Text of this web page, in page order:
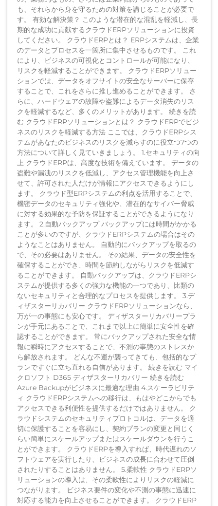
も、それらから身を守るための対策を講じることが必要で
す。 有効な解決策？ このような潜在的な混乱を軽減し、長
期的な成功に貢献するクラウドERPソリューションに投資
してください。 クラウドERPとは？ ERPシステムは、企業
のデータとプロセスを一箇所に集中させるものです。 これ
により、ビジネスの可視化とコントロールが可能になり、
リスクを軽減することができます。 クラウドERPソリュー
ションでは、データをオフサイトの安全なサーバーに保存
することで、これをさらに推し進めることができます。 さ
らに、ハードウェアの故障や盗難によるデータ消失のリス
クを軽減するなど、多くのメリットがあります。 続きを読
む クラウドERPソリューションとは？ クラウドERPでビジ
ネスのリスクを軽減する方法 ここでは、クラウドERPシス
テムがあなたのビジネスのリスクを減らすのに役立つ7つの
方法について詳しく見ていきましょう。 1.セキュリティの向
上 クラウドERPは、高度な技術を備えています。 データの
盗難や漏洩のリスクを低減し、アクセス管理機能を向上さ
せて、許可された人だけが情報にアクセスできるようにし
ます。 クラウド型ERPシステムの利点を活用することで、
機密データのセキュリティ強化や、潜在的なサイバー脅威
に対する効果的な予防を保証することができるようになり
ます。 2.自動バックアップ バックアップには時間がかかる
ことが多いのですが、クラウドERPシステムの場合はその
ようなことはありません。 自動的にバックアップを取るの
で、その必要はありません。 その結果、データの安全性を
確保することができ、時間を節約しながらリスクを低減す
ることができます。 自動バックアップは、クラウドERPシ
ステムが提供する多くの強力な機能の一つであり、比類の
ないセキュリティと合理的なプロセスを提供します。 3.デ
ィザスターリカバリー クラウドERPソリューションなら、
万が一の事態にも安心です。 ディザスターリカバリープラ
ンが手元にあることで、これまで以上に簡単に安全性を確
認することができます。 常にバックアップされた安全な情
報に瞬時にアクセスすることで、不測の事態のストレスか
ら解放されます。 どんな不運が襲ってきても、包括的なプ
ランですぐに立ち直れる自信があります。 続きを読む マイ
クロソフト D365 ディザスターリカバリー 続きを読む
Azure Backupがビジネスに最適な理由 4.スケーラビリテ
ィ クラウドERPシステムへの移行は、もはやどこからでも
アクセスできる利便性を提供するだけではありません。 ク
ラウドシステムのセキュリティプロトコルは、データを適
切に保護することを容易にし、契約プランの変更と同じく
らい簡単にスケールアップまたはスケールダウンを行うこ
とができます。 クラウドERPを導入すれば、時代遅れのソ
フトウェアを実行したり、ビジネスの成長に合わせて圧倒
されたりすることはありません。 5.柔軟性 クラウドERPソ
リューションの導入は、その柔軟性によりリスクの軽減に
つながります。 ビジネス要件の変化や不測の事態に迅速に
対応する能力を向上させることができます。 クラウドERP